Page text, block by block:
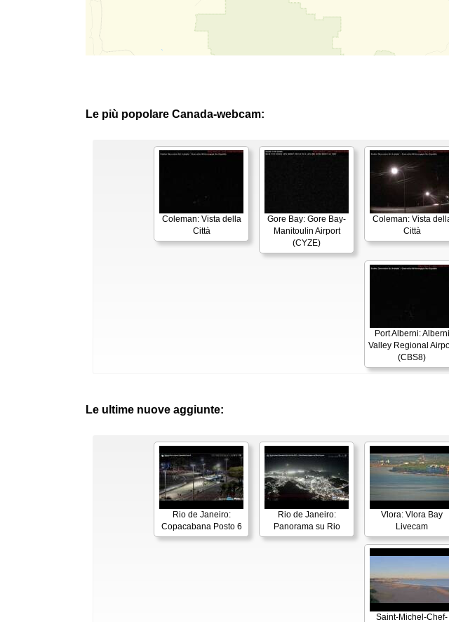
Le più popolare Canada-webcam:
Coleman: Vista della
Città
Gore Bay: Gore Bay-
Manitoulin Airport
(CYZE)
Coleman: Vista
Città
Port Alberni: Alberni
Valley Regional
(CBS8)
Le ultime nuove aggiunte:
Rio de Janeiro:
Copacabana Posto 6
Rio de Janeiro:
Panorama su Rio
Vlora: Vlora Bay
Livecam
Saint-Michel-Chef-